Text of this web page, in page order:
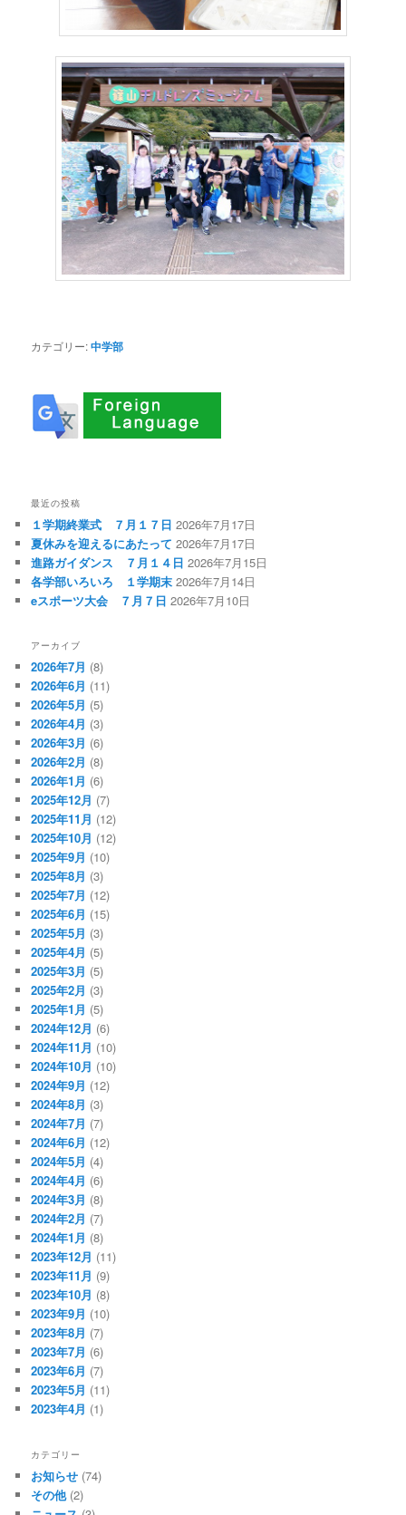
カテゴリー:中学部
最近の投稿
１学期終業式 ７月１７日 2026年7月17日
夏休みを迎えるにあたって 2026年7月17日
進路ガイダンス ７月１４日 2026年7月15日
各学部いろいろ １学期末 2026年7月14日
eスポーツ大会 ７月７日 2026年7月10日
アーカイブ
2026年7月 (8)
2026年6月 (11)
2026年5月 (5)
2026年4月 (3)
2026年3月 (6)
2026年2月 (8)
2026年1月 (6)
2025年12月 (7)
2025年11月 (12)
2025年10月 (12)
2025年9月 (10)
2025年8月 (3)
2025年7月 (12)
2025年6月 (15)
2025年5月 (3)
2025年4月 (5)
2025年3月 (5)
2025年2月 (3)
2025年1月 (5)
2024年12月 (6)
2024年11月 (10)
2024年10月 (10)
2024年9月 (12)
2024年8月 (3)
2024年7月 (7)
2024年6月 (12)
2024年5月 (4)
2024年4月 (6)
2024年3月 (8)
2024年2月 (7)
2024年1月 (8)
2023年12月 (11)
2023年11月 (9)
2023年10月 (8)
2023年9月 (10)
2023年8月 (7)
2023年7月 (6)
2023年6月 (7)
2023年5月 (11)
2023年4月 (1)
カテゴリー
お知らせ (74)
その他(2)